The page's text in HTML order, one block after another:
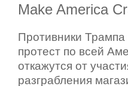
Make America
Противники Трампа
протест по всей
откажутся от
разграбления